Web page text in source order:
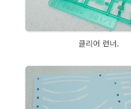
클리어 런너.